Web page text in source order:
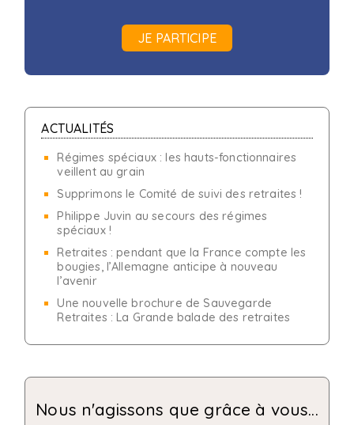
JE PARTICIPE
ACTUALITÉS
Régimes spéciaux : les hauts-fonctionnaires
veillent au grain
Supprimons le Comité de suivi des retraites !
Philippe Juvin au secours des régimes
spéciaux !
Retraites : pendant que la France compte les
bougies, l’Allemagne anticipe à nouveau
l’avenir
Une nouvelle brochure de Sauvegarde
Retraites : La Grande balade des retraites
Nous n'agissons que grâce à vous...